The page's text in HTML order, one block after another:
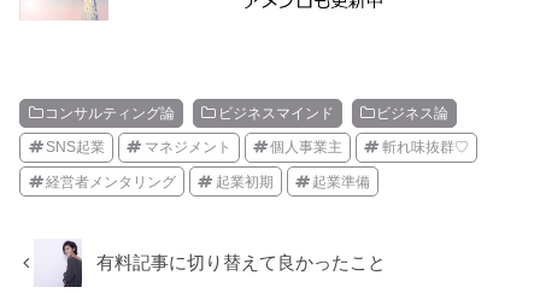
コンサルティング論 ビジネスマインド ビジネス論
SNS起業 マネジメント 個人事業主 斬れ味抜群♡
経営者メンタリング 起業初期 起業準備
有料記事に切り替えて良かったこと